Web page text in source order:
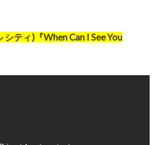
ティ)『When Can I See You